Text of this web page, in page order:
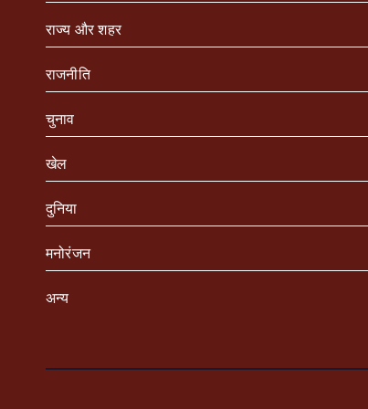
राज्य और शहर
राजनीति
चुनाव
खेल
दुनिया
मनोरंजन
अन्य